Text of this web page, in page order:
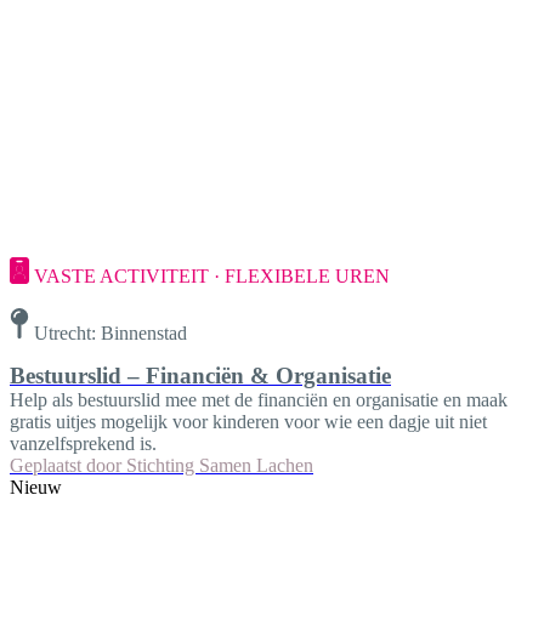
VASTE ACTIVITEIT · FLEXIBELE UREN
Utrecht: Binnenstad
Bestuurslid – Financiën & Organisatie
Help als bestuurslid mee met de financiën en organisatie en maak
gratis uitjes mogelijk voor kinderen voor wie een dagje uit niet
vanzelfsprekend is.
Geplaatst door Stichting Samen Lachen
Nieuw